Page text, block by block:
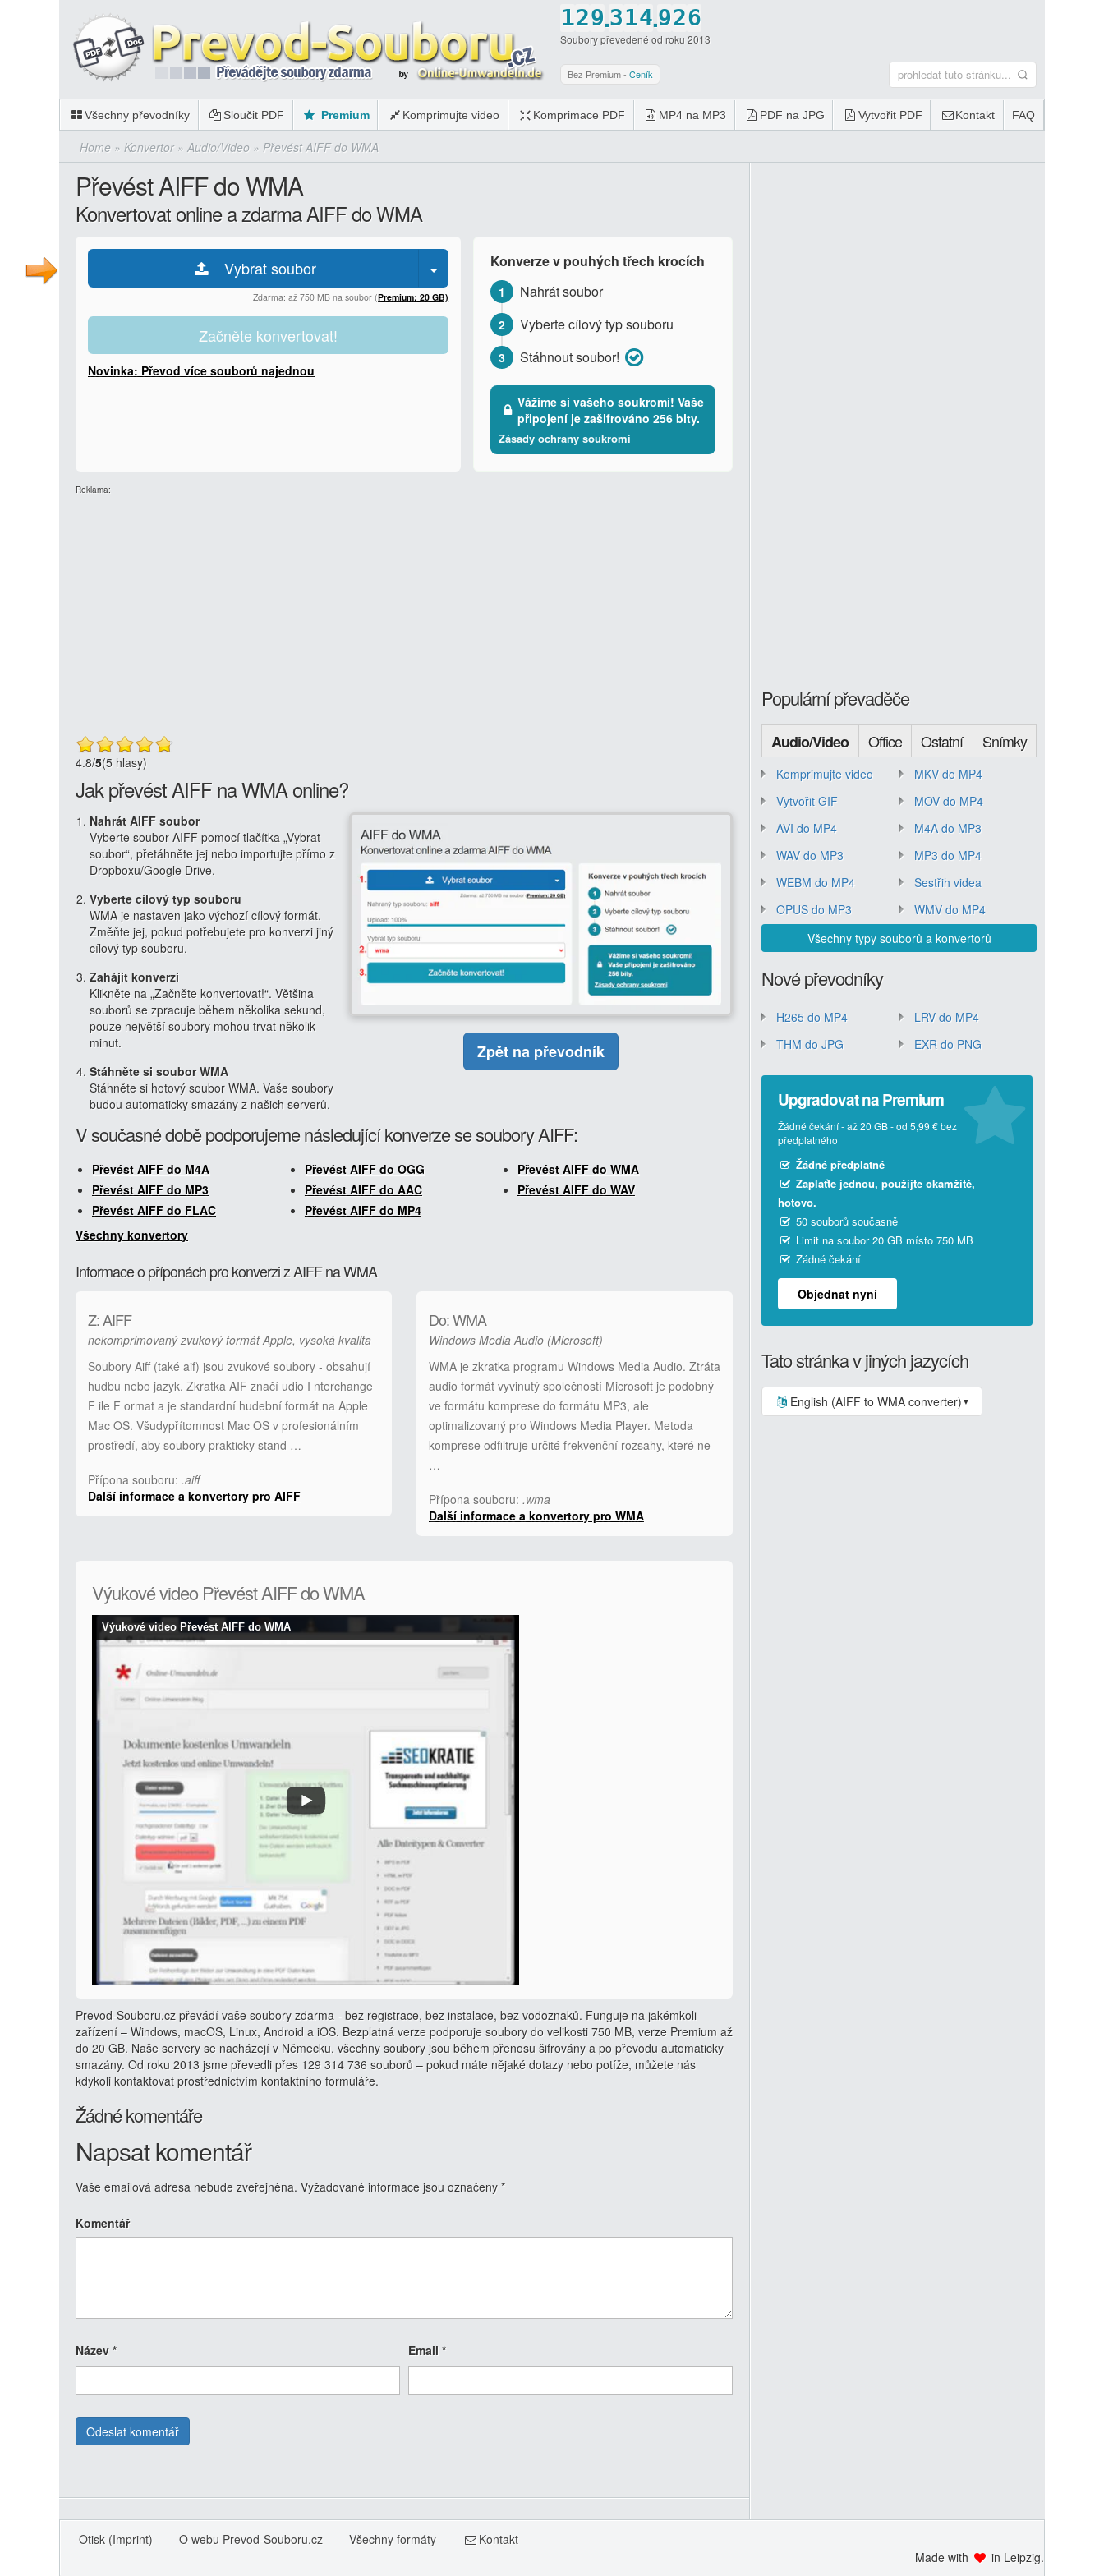
1
2
3
4
5
6
0
2
3
4
5
6
7
9
0
.3
4
5
6
7
8
1
2
3
4
5
6
0
4
5
6
7
8
9
.9
0
2
3
5
6
7
6
7
9
0
Soubory převedené od roku 2013
Bez Premium - Ceník
Všechny převodníky Sloučit PDF Premium Komprimujte video Komprimace PDF MP4 na MP3 PDF na JPG Vytvořit PDF Kontakt FAQ
Home » Konvertor» Audio/Video » Převést AIFF do WMA
Převést AIFF do WMA
Konvertovat online a zdarma AIFF do WMA
Vybrat soubor
Zdarma: až 750 MB na soubor (Premium: 20 GB)
Začněte konvertovat!
Novinka: Převod více souborů najednou
Konverze v pouhých třech krocích
1 Nahrát soubor
2 Vyberte cílový typ souboru
3 Stáhnout soubor!
Vážíme si vašeho soukromí! Vaše
připojení je zašifrováno 256 bity.
Zásady ochrany soukromí
Reklama:
4.8/5(5 hlasy)
Jak převést AIFF na WMA online?
Nahrát AIFF soubor
Vyberte soubor AIFF pomocí tlačítka „Vybrat
soubor“, přetáhněte jej nebo importujte přímo z
Dropboxu/Google Drive.
Vyberte cílový typ souboru
WMA je nastaven jako výchozí cílový formát.
Změňte jej, pokud potřebujete pro konverzi jiný
cílový typ souboru.
Zahájit konverzi
Klikněte na „Začněte konvertovat!“. Většina
souborů se zpracuje během několika sekund,
pouze největší soubory mohou trvat několik
minut.
Stáhněte si soubor WMA
Stáhněte si hotový soubor WMA. Vaše soubory
budou automaticky smazány z našich serverů.
Zpět na převodník
V současné době podporujeme následující konverze se soubory AIFF:
Převést AIFF do M4A Převést AIFF do OGG
Převést AIFF do WMA
Převést AIFF do MP3
Převést AIFF do AAC
Převést AIFF do WAV
Převést AIFF do FLAC
Převést AIFF do MP4
Všechny konvertory
Informace o příponách pro konverzi z AIFF na WMA
Z: AIFF
nekomprimovaný zvukový formát Apple, vysoká kvalita
Soubory Aiff (také aif) jsou zvukové soubory - obsahují
hudbu nebo jazyk. Zkratka AIF značí udio I nterchange
F ile F ormat a je standardní hudební formát na Apple
Mac OS. Všudypřítomnost Mac OS v profesionálním
prostředí, aby soubory prakticky stand …
Přípona souboru: .aiff
Další informace a konvertory pro AIFF
Do: WMA
Windows Media Audio (Microsoft)
WMA je zkratka programu Windows Media Audio. Ztráta
audio formát vyvinutý společností Microsoft je podobný
ve formátu komprese do formátu MP3, ale
optimalizovaný pro Windows Media Player. Metoda
komprese odfiltruje určité frekvenční rozsahy, které ne
…
Přípona souboru: .wma
Další informace a konvertory pro WMA
Výukové video Převést AIFF do WMA
Výukové video Převést AIFF do WMA
Prevod-Souboru.cz převádí vaše soubory zdarma - bez registrace, bez instalace, bez vodoznaků. Funguje na jakémkoli
zařízení – Windows, macOS, Linux, Android a iOS. Bezplatná verze podporuje soubory do velikosti 750 MB, verze Premium až
do 20 GB. Naše servery se nacházejí v Německu, všechny soubory jsou během přenosu šifrovány a po převodu automaticky
smazány. Od roku 2013 jsme převedli přes 129 314 736 souborů – pokud máte nějaké dotazy nebo potíže, můžete nás
kdykoli kontaktovat prostřednictvím kontaktního formuláře.
Žádné komentáře
Napsat komentář
Vaše emailová adresa nebude zveřejněna. Vyžadované informace jsou označeny *
Komentář
Název * Email *
Populární převaděče
Audio/Video Office Ostatní Snímky
Komprimujte video
MKV do MP4
Vytvořit GIF
MOV do MP4
AVI do MP4
M4A do MP3
WAV do MP3
MP3 do MP4
WEBM do MP4
Sestřih videa
OPUS do MP3
WMV do MP4
Všechny typy souborů a konvertorů
Nové převodníky
H265 do MP4
LRV do MP4
THM do JPG
EXR do PNG
Upgradovat na Premium
Žádné čekání - až 20 GB - od 5,99 € bez
předplatného
Žádné předplatné
Zaplaťte jednou, použijte okamžitě,
hotovo.
50 souborů současně
Limit na soubor 20 GB místo 750 MB
Žádné čekání
Objednat nyní
Tato stránka v jiných jazycích
English (AIFF to WMA converter) ▼
Otisk (Imprint) O webu Prevod-Souboru.cz Všechny formáty
Kontakt
Made with
in Leipzig.